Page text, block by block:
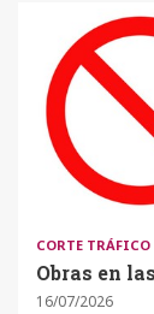
CORTE TRÁFICO
Obras en
16/07/2026